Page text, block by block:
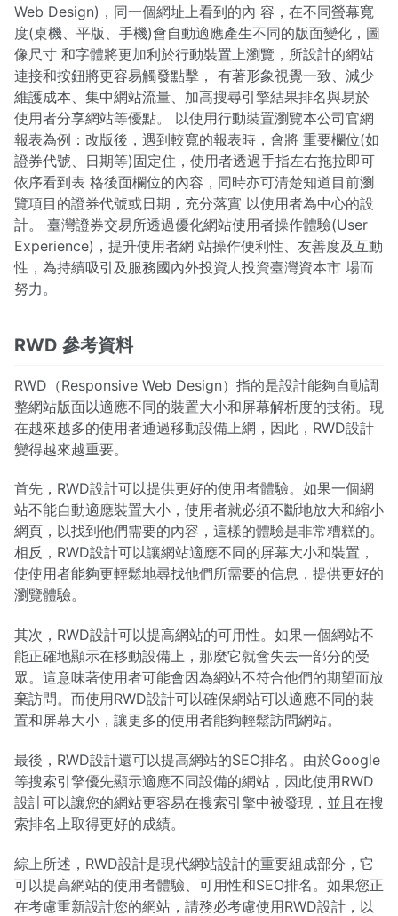
Web Design)，同一個網址上看到的內 容，在不同螢幕寬
度(桌機、平版、手機)會自動適應產生不同的版面變化，圖
像尺寸 和字體將更加利於行動裝置上瀏覽，所設計的網站
連接和按鈕將更容易觸發點擊， 有著形象視覺一致、減少
維護成本、集中網站流量、加高搜尋引擎結果排名與易於
使用者分享網站等優點。 以使用行動裝置瀏覽本公司官網
報表為例：改版後，遇到較寬的報表時，會將 重要欄位(如
證券代號、日期等)固定住，使用者透過手指左右拖拉即可
依序看到表 格後面欄位的內容，同時亦可清楚知道目前瀏
覽項目的證券代號或日期，充分落實 以使用者為中心的設
計。 臺灣證券交易所透過優化網站使用者操作體驗(User
Experience)，提升使用者網 站操作便利性、友善度及互動
性，為持續吸引及服務國內外投資人投資臺灣資本市 場而
努力。
RWD 參考資料
RWD（Responsive Web Design）指的是設計能夠自動調
整網站版面以適應不同的裝置大小和屏幕解析度的技術。現
在越來越多的使用者通過移動設備上網，因此，RWD設計
變得越來越重要。
首先，RWD設計可以提供更好的使用者體驗。如果一個網
站不能自動適應裝置大小，使用者就必須不斷地放大和縮小
網頁，以找到他們需要的內容，這樣的體驗是非常糟糕的。
相反，RWD設計可以讓網站適應不同的屏幕大小和裝置，
使使用者能夠更輕鬆地尋找他們所需要的信息，提供更好的
瀏覽體驗。
其次，RWD設計可以提高網站的可用性。如果一個網站不
能正確地顯示在移動設備上，那麼它就會失去一部分的受
眾。這意味著使用者可能會因為網站不符合他們的期望而放
棄訪問。而使用RWD設計可以確保網站可以適應不同的裝
置和屏幕大小，讓更多的使用者能夠輕鬆訪問網站。
最後，RWD設計還可以提高網站的SEO排名。由於Google
等搜索引擎優先顯示適應不同設備的網站，因此使用RWD
設計可以讓您的網站更容易在搜索引擎中被發現，並且在搜
索排名上取得更好的成績。
綜上所述，RWD設計是現代網站設計的重要組成部分，它
可以提高網站的使用者體驗、可用性和SEO排名。如果您正
在考慮重新設計您的網站，請務必考慮使用RWD設計，以